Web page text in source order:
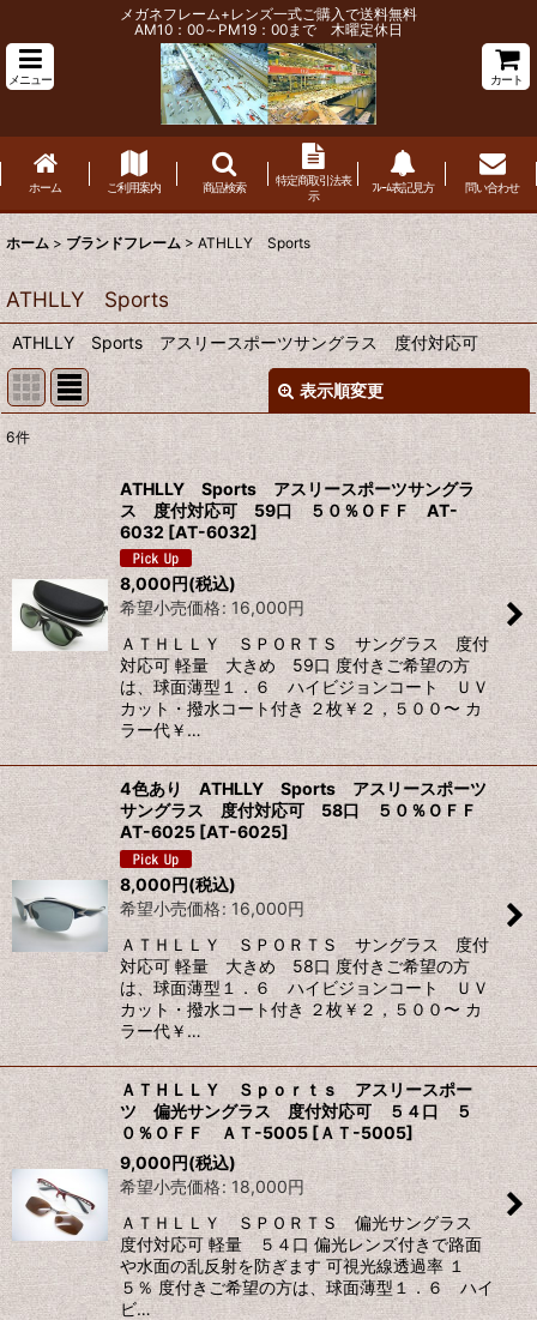
メガネフレーム+レンズ一式ご購入で送料無料
AM10：00～PM19：00まで 木曜定休日
メニュー カート
ホーム ご利用案内 商品検索
特定商取引法表
示
ﾌﾚｰﾑ表記見方 問い合わせ
ホーム > ブランドフレーム > ATHLLY Sports
ATHLLY Sports
ATHLLY Sports アスリースポーツサングラス 度付対応可
表示順変更
表示数:
並び順 :
絞り込む
6件
ATHLLY Sports アスリースポーツサングラ
ス 度付対応可 59口 ５０％ＯＦＦ AT-
6032 [AT-6032]
8,000円(税込)
希望小売価格: 16,000円
ＡＴＨＬＬＹ ＳＰＯＲＴＳ サングラス 度付
対応可 軽量 大きめ 59口 度付きご希望の方
は、球面薄型１．６ ハイビジョンコート ＵＶ
カット・撥水コート付き ２枚￥２，５００〜 カ
ラー代￥…
4色あり ATHLLY Sports アスリースポーツ
サングラス 度付対応可 58口 ５０％ＯＦＦ
AT-6025 [AT-6025]
8,000円(税込)
希望小売価格: 16,000円
ＡＴＨＬＬＹ ＳＰＯＲＴＳ サングラス 度付
対応可 軽量 大きめ 58口 度付きご希望の方
は、球面薄型１．６ ハイビジョンコート ＵＶ
カット・撥水コート付き ２枚￥２，５００〜 カ
ラー代￥…
ＡＴＨＬＬＹ Ｓｐｏｒｔｓ アスリースポー
ツ 偏光サングラス 度付対応可 ５４口 ５
０％ＯＦＦ ＡＴ-5005 [ＡＴ-5005]
9,000円(税込)
希望小売価格: 18,000円
ＡＴＨＬＬＹ ＳＰＯＲＴＳ 偏光サングラス
度付対応可 軽量 ５４口 偏光レンズ付きで路面
や水面の乱反射を防ぎます 可視光線透過率 １
５％ 度付きご希望の方は、球面薄型１．６ ハイ
ビ…